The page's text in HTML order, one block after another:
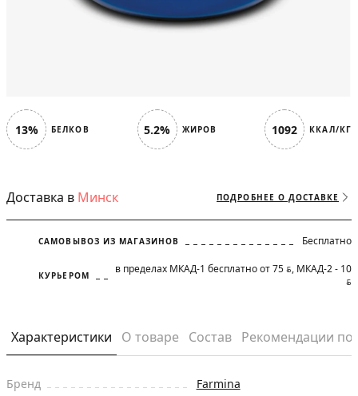
13% БЕЛКОВ 5.2% ЖИРОВ 1092 ККАЛ/КГ
Доставка в Минск ПОДРОБНЕЕ О ДОСТАВКЕ
САМОВЫВОЗ ИЗ МАГАЗИНОВ Бесплатно
КУРЬЕРОМ в пределах МКАД-1 бесплатно от 75 BYN, МКАД-2 - 10
BYN
Характеристики О товаре Состав Рекомендации
Бренд Farmina